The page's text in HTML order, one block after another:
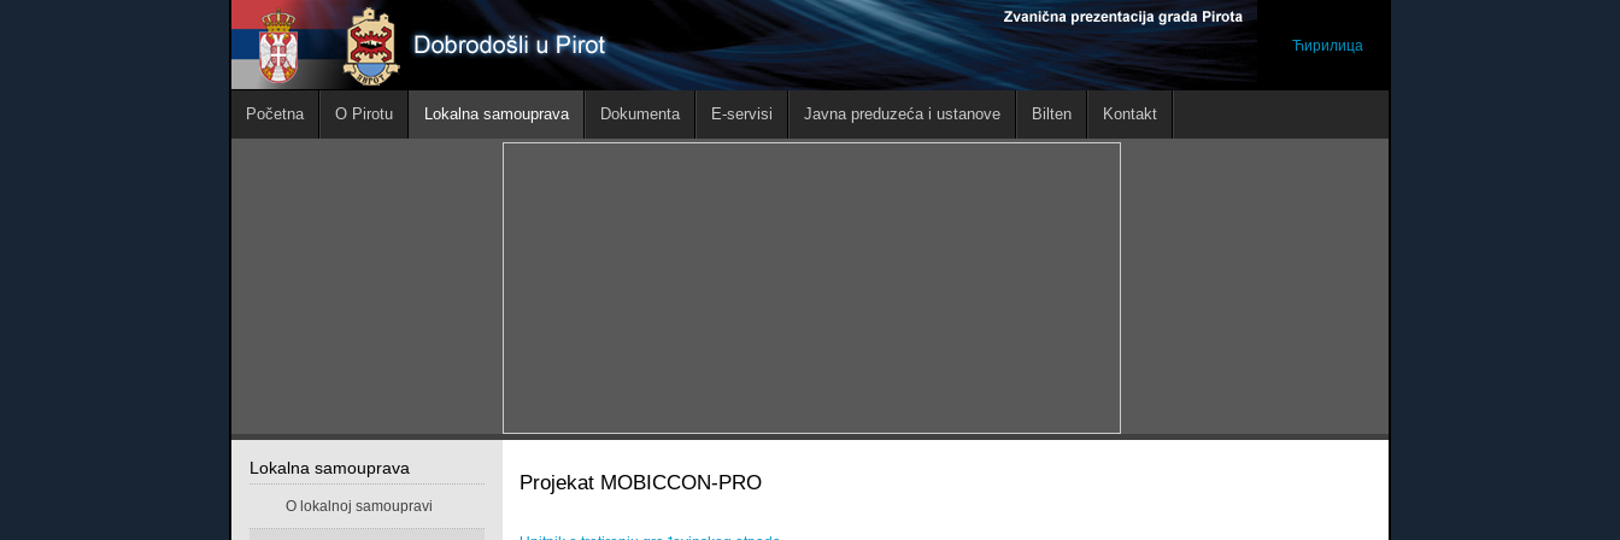
Ћирилица
Početna O Pirotu Lokalna samouprava Dokumenta E-servisi Javna preduzeća i ustanove Bilten Kontakt
Projekat MOBICCON-PRO
Lokalna samouprava
O lokalnoj samoupravi